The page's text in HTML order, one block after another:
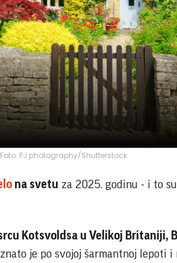
Foto: PJ photography/Shutterstock
na svetu za 2025. godinu - i to
Kotsvoldsa u Velikoj Britaniji,
je po svojoj šarmantnoj lepoti